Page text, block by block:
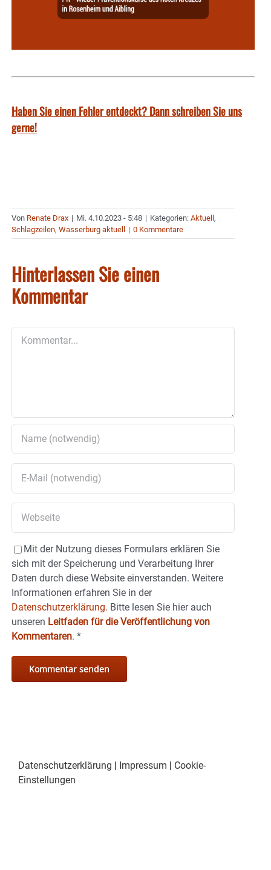
Haben Sie einen Fehler entdeckt? Dann schreiben Sie uns
gerne!
Von Renate Drax | Mi. 4.10.2023 - 5:48 | Kategorien: Aktuell ,
Schlagzeilen, Wasserburg aktuell | 0 Kommentare
Hinterlassen Sie einen
Kommentar
Mit der Nutzung dieses Formulars erklären Sie
sich mit der Speicherung und Verarbeitung Ihrer
Daten durch diese Website einverstanden. Weitere
Informationen erfahren Sie in der
Datenschutzerklärung. Bitte lesen Sie hier auch
unseren Leitfaden für die Veröffentlichung von
Kommentaren. *
Datenschutzerklärung | Impressum | Cookie-
Einstellungen